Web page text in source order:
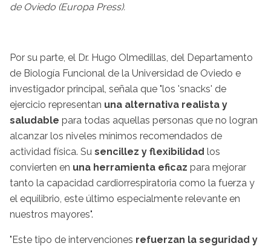
de Oviedo (Europa Press).
Por su parte, el Dr. Hugo Olmedillas, del Departamento
de Biología Funcional de la Universidad de Oviedo e
investigador principal, señala que "los 'snacks' de
ejercicio representan una alternativa realista y
saludable para todas aquellas personas que no logran
alcanzar los niveles mínimos recomendados de
actividad física. Su sencillez y flexibilidad los
convierten en una herramienta eficaz para mejorar
tanto la capacidad cardiorrespiratoria como la fuerza y
el equilibrio, este último especialmente relevante en
nuestros mayores".
"Este tipo de intervenciones refuerzan la seguridad y